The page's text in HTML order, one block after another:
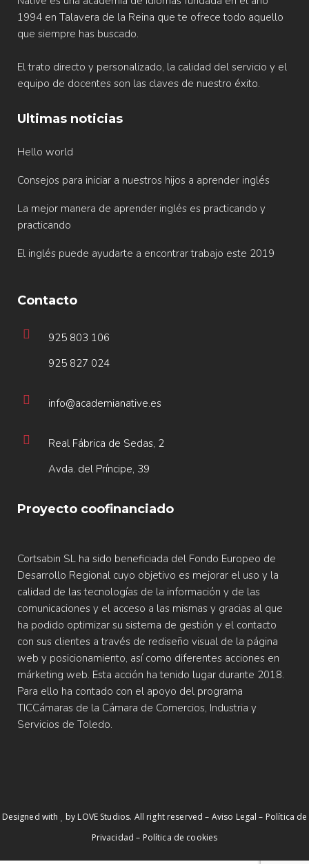
1994 en Talavera de la Reina que te ofrece todo aquello
que siempre has buscado.
El trato directo y personalizado, la calidad del servicio y el
equipo de docentes son las claves de nuestro éxito.
Ultimas noticias
Hello world
Consejos para iniciar a nuestros hijos a aprender inglés
La mejor manera de aprender inglés es practicando y
practicando
El inglés puede ayudarte a encontrar trabajo este 2019
Contacto
925 803 106
925 827 024
info@academianative.es
Real Fábrica de Sedas, 2
Avda. del Príncipe, 39
Proyecto coofinanciado
Cortsabin SL ha sido beneficiada del Fondo Europeo de
Desarrollo Regional cuyo objetivo es mejorar el uso y la
calidad de las tecnologías de la información y de las
comunicaciones y el acceso a las mismas y gracias al que
ha podido optimizar su sistema de gestión y el contacto
con sus clientes a través de rediseño visual de la página
web y posicionamiento, así como diferentes acciones en
márketing web. Esta acción ha tenido lugar durante 2018.
Para ello ha contado con el apoyo del programa
TICCámaras de la Cámara de Comercios, Industria y
Servicios de Toledo.
Designed with by LOVE Studios. All right reserved – Aviso Legal – Política de
Privacidad – Política de cookies